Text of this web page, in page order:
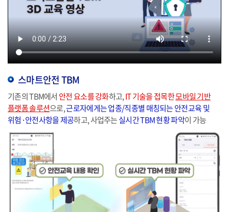
스마트안전 TBM
기존의 TBM에서 안전 요소를 강화하고,IT 기술을 접목한모바일 기반
플랫폼 솔루션으로,근로자에게는 업종/직종별 매칭되는 안전교육 및
위험·안전사항을 제공하고, 사업주는실시간 TBM 현황 파악이 가능